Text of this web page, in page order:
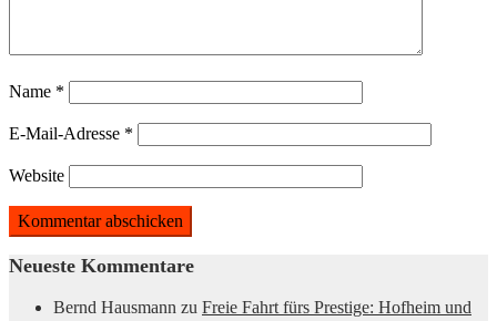
Name *
E-Mail-Adresse *
Website
Neueste Kommentare
Bernd Hausmann zu Freie Fahrt fürs Prestige: Hofheim und